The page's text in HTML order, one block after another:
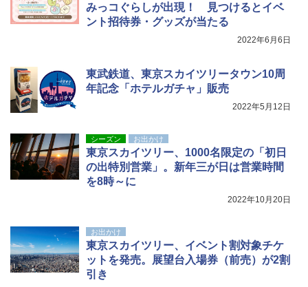
みっコぐらしが出現！ 見つけるとイベ
ント招待券・グッズが当たる
2022年6月6日
東武鉄道、東京スカイツリータウン10周
年記念「ホテルガチャ」販売
2022年5月12日
シーズン お出かけ
東京スカイツリー、1000名限定の「初日
の出特別営業」。新年三が日は営業時間
を8時～に
2022年10月20日
お出かけ
東京スカイツリー、イベント割対象チケ
ットを発売。展望台入場券（前売）が2割
引き